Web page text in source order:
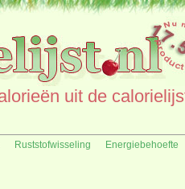
uit de
Ruststofwisseling Energiebehoefte